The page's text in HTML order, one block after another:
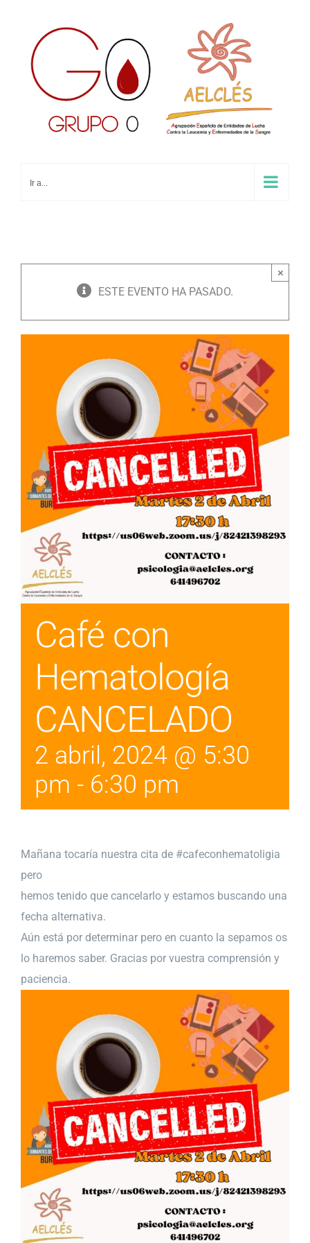
contenido
Ir a...
ESTE EVENTO HA PASADO.
×
Café con
Hematología
CANCELADO
2 abril, 2024 @ 5:30
pm - 6:30 pm
Mañana tocaría nuestra cita de #cafeconhematoligia
pero
hemos tenido que cancelarlo y estamos buscando una
fecha alternativa.
Aún está por determinar pero en cuanto la sepamos os
lo haremos saber. Gracias por vuestra comprensión y
paciencia.